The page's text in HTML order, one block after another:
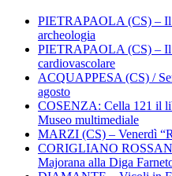
PIETRAPAOLA (CS) – Il
archeologia
PIETRAPAOLA (CS) – Il
cardiovascolare
ACQUAPPESA (CS) /
agosto
COSENZA: Cella 121 il
Museo multimediale
MARZI (CS) – Venerdì
CORIGLIANO
Majorana alla Diga